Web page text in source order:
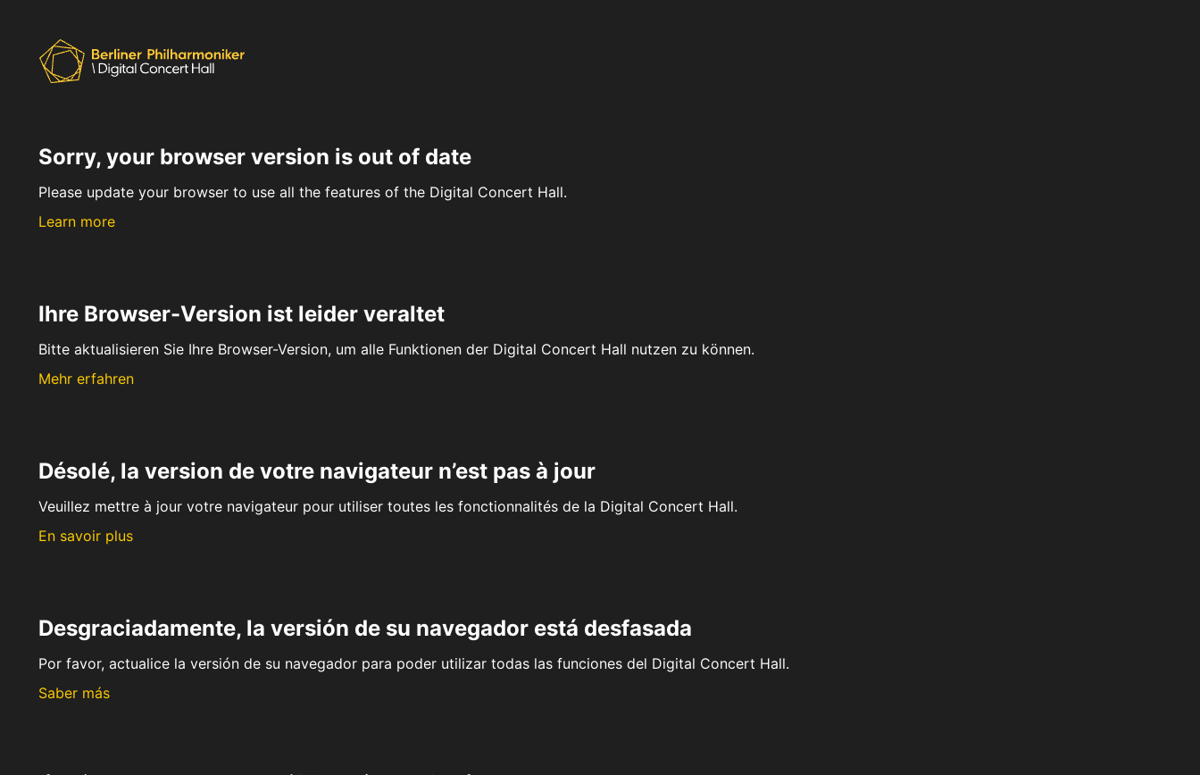
Sorry, your browser version is out of date
Please update your browser to use all the features of the Digital Concert Hall.
Learn more
Ihre Browser-Version ist leider veraltet
Bitte aktualisieren Sie Ihre Browser-Version, um alle Funktionen der Digital Concert Hall nutzen zu können.
Mehr erfahren
Désolé, la version de votre navigateur n’est pas à jour
Veuillez mettre à jour votre navigateur pour utiliser toutes les fonctionnalités de la Digital Concert Hall.
En savoir plus
Desgraciadamente, la versión de su navegador está desfasada
Por favor, actualice la versión de su navegador para poder utilizar todas las funciones del Digital Concert Hall.
Saber más